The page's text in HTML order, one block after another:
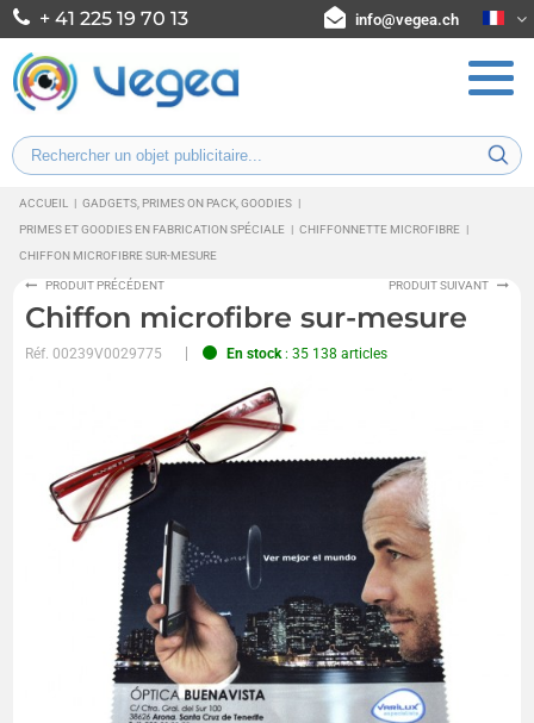
+ 41 225 19 70 13 info@vegea.ch
ACCUEIL | GADGETS, PRIMES ON PACK, GOODIES |
PRIMES ET GOODIES EN FABRICATION SPÉCIALE | CHIFFONNETTE MICROFIBRE |
CHIFFON MICROFIBRE SUR-MESURE
PRODUIT PRÉCÉDENT PRODUIT SUIVANT
Chiffon microfibre sur-mesure
Réf.00239V0029775 En stock: 35 138 articles